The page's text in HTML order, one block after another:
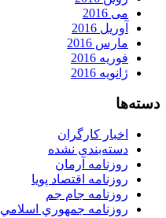
می 2016
آوریل 2016
مارس 2016
فوریه 2016
ژانویه 2016
دسته‌ها
اخبار کارگران
دسته‌بندی نشده
روزنامه آرمان
روزنامه اقتصاد پویا
روزنامه جام جم
روزنامه جمهوري اسلامي